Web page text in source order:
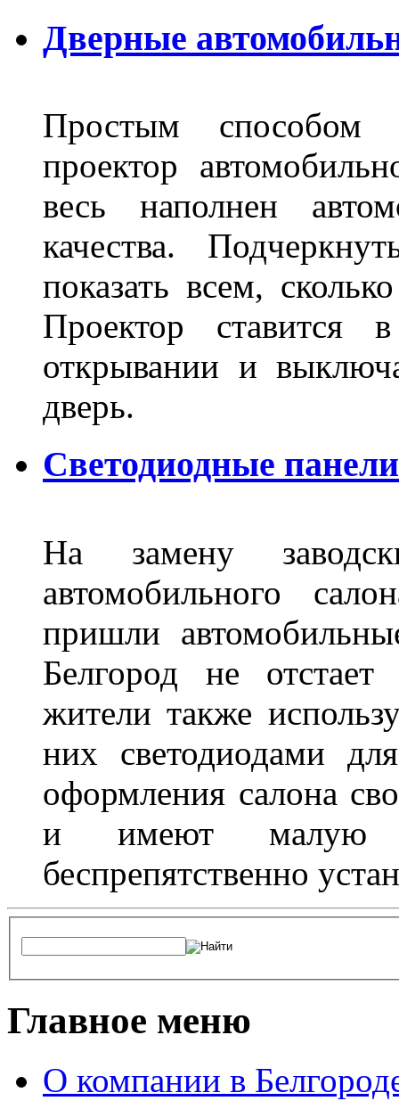
Дверные
Простым способом
проектор
весь наполнен
качества.
показать всем,
Проектор ставится
открывании и
дверь.
Светодиодные
На замену
автомобильного
пришли
Белгород не
жители также
них светодиодами
оформления салона
и имеют малую
беспрепятственно
Главное меню
О компании в